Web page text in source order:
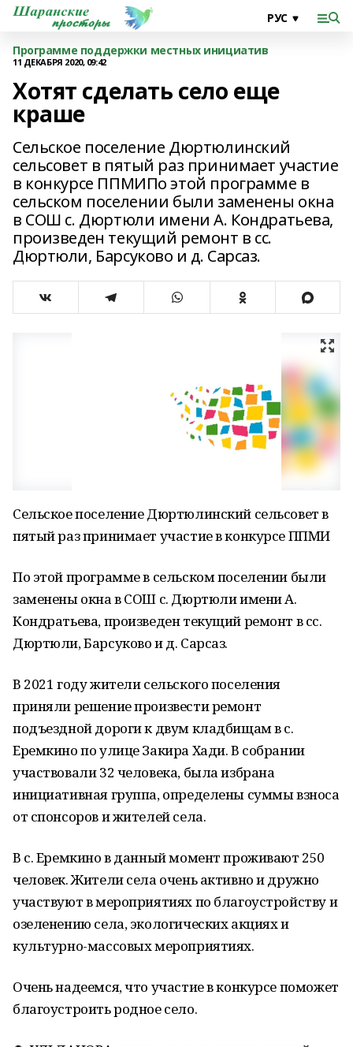
Программе поддержки местных инициатив
11 ДЕКАБРЯ 2020, 09:42
Хотят сделать село еще
краше
Сельское поселение Дюртюлинский
сельсовет в пятый раз принимает участие
в конкурсе ППМИПо этой программе в
сельском поселении были заменены окна
в СОШ с. Дюртюли имени А. Кондратьева,
произведен текущий ремонт в сс.
Дюртюли, Барсуково и д. Сарсаз.
Сельское поселение Дюртюлинский сельсовет в
пятый раз принимает участие в конкурсе ППМИ
По этой программе в сельском поселении были
заменены окна в СОШ с. Дюртюли имени А.
Кондратьева, произведен текущий ремонт в сс.
Дюртюли, Барсуково и д. Сарсаз.
В 2021 году жители сельского поселения
приняли решение произвести ремонт
подъездной дороги к двум кладбищам в с.
Еремкино по улице Закира Хади. В собрании
участвовали 32 человека, была избрана
инициативная группа, определены суммы взноса
от спонсоров и жителей села.
В с. Еремкино в данный момент проживают 250
человек. Жители села очень активно и дружно
участвуют в мероприятиях по благоустройству и
озеленению села, экологических акциях и
культурно-массовых мероприятиях.
Очень надеемся, что участие в конкурсе поможет
благоустроить родное село.